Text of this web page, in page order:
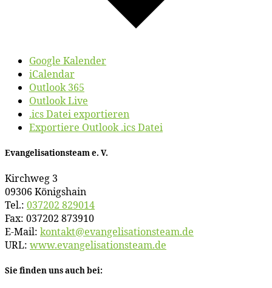
Google Kalender
iCalendar
Outlook 365
Outlook Live
.ics Datei exportieren
Exportiere Outlook .ics Datei
Evan­ge­li­sa­ti­ons­team e. V.
Kirch­weg 3
09306 Königshain
Tel.: 037202 829014
Fax: 037202 873910
E‑Mail: kontakt@​evangelisationsteam.​de
URL: www​.evan​ge​li​sa​ti​ons​team​.de
Sie fin­den uns auch bei: